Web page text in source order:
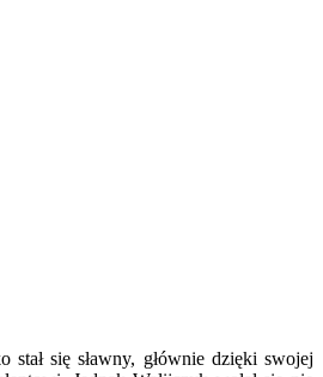
stał się sławny, głównie dzięki swojej